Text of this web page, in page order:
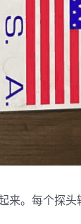
来。每个探